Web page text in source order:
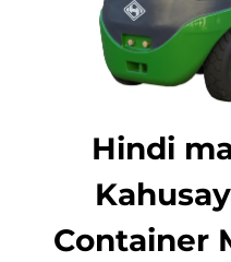
Hindi
Container